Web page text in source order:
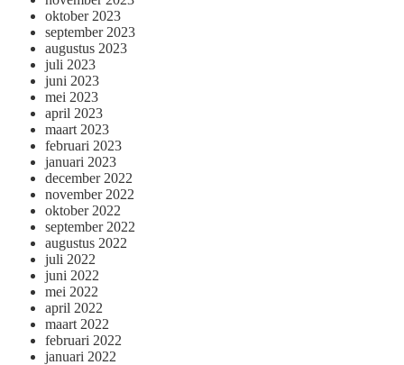
oktober 2023
september 2023
augustus 2023
juli 2023
juni 2023
mei 2023
april 2023
maart 2023
februari 2023
januari 2023
december 2022
november 2022
oktober 2022
september 2022
augustus 2022
juli 2022
juni 2022
mei 2022
april 2022
maart 2022
februari 2022
januari 2022